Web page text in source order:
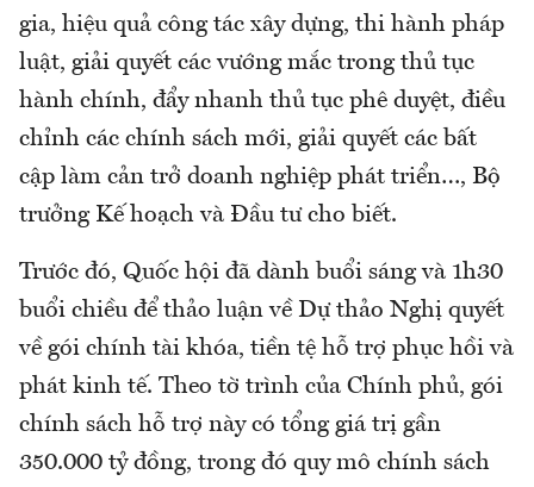
gia, hiệu quả công tác xây dựng, thi hành pháp
luật, giải quyết các vướng mắc trong thủ tục
hành chính, đẩy nhanh thủ tục phê duyệt, điều
chỉnh các chính sách mới, giải quyết các bất
cập làm cản trở doanh nghiệp phát triển…, Bộ
trưởng Kế hoạch và Đầu tư cho biết.
Trước đó, Quốc hội đã dành buổi sáng và 1h30
buổi chiều để thảo luận về Dự thảo Nghị quyết
về gói chính tài khóa, tiền tệ hỗ trợ phục hồi và
phát kinh tế. Theo tờ trình của Chính phủ, gói
chính sách hỗ trợ này có tổng giá trị gần
350.000 tỷ đồng, trong đó quy mô chính sách